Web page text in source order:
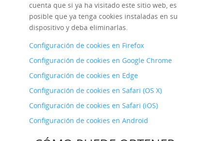
cuenta que si ya ha visitado este sitio web, es
posible que ya tenga cookies instaladas en su
dispositivo y deba eliminarlas.
Configuración de cookies en Firefox
Configuración de cookies en Google Chrome
Configuración de cookies en Edge
Configuración de cookies en Safari (OS X)
Configuración de cookies en Safari (iOS)
Configuración de cookies en Android